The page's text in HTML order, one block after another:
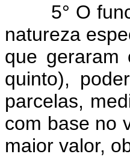
5° O
natureza
que
quinto),
parcelas,
com base no
maior valor,